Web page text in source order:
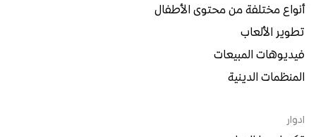
أنواع مختلفة من محتوى الأطفال
تطوير الألعاب
فيديوهات المبيعات
المنظمات الدينية
ادوار